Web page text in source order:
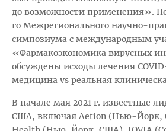
до возможности применения».
го Межрегионального научно-
симпозиума с международным
«Фармакоэкономика вирусных
обсуждены исходы лечения
медицина vs реальная
В начале мая 2021 г. известные
США, включая Aetion (Нью-Йорк,